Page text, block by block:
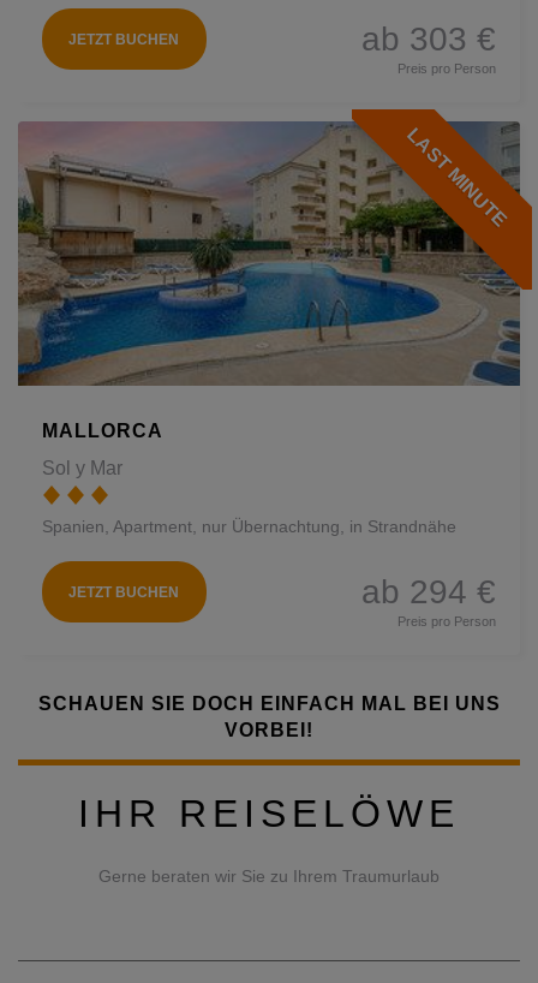
JETZT BUCHEN ab 303 €
Preis pro Person
LAST MINUTE
MALLORCA
Sol y Mar
Spanien, Apartment, nur Übernachtung, in Strandnähe
JETZT BUCHEN ab 294 €
Preis pro Person
SCHAUEN SIE DOCH EINFACH MAL BEI UNS
VORBEI!
IHR REISELÖWE
Gerne beraten wir Sie zu Ihrem Traumurlaub